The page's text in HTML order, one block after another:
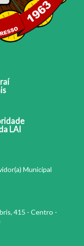
LAI
Municipal
415 - Centro -